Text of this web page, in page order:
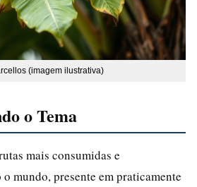
(imagem ilustrativa)
o Tema
mais consumidas e
mundo, presente em praticamente